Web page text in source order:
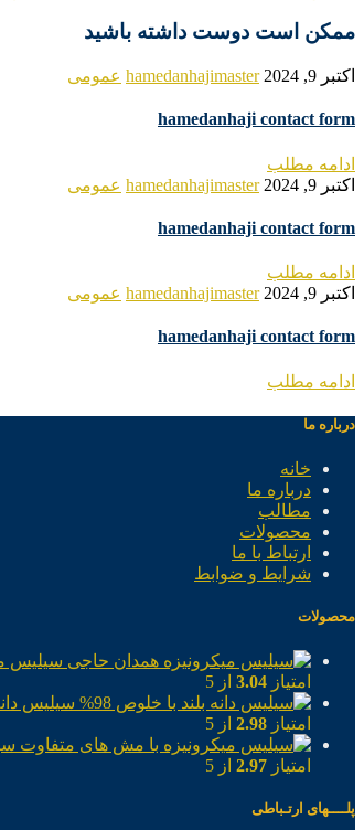
ممکن است دوست داشته باشید
اکتبر 9, 2024 hamedanhajimaster عمومی
hamedanhaji contact form
ادامه مطلب
اکتبر 9, 2024
hamedanhajimaster عمومی
hamedanhaji contact form
ادامه مطلب
اکتبر 9, 2024
hamedanhajimaster عمومی
hamedanhaji contact form
ادامه مطلب
درباره ما
خانه
درباره ما
مطالب
محصولات
ارتباط با ما
شرایط و ضوابط
محصولات
سیلیس
امتیاز 3.04 از 5
سیلیس
امتیاز 2.98 از 5
امتیاز 2.97 از 5
پلــــهای ارتـباطی